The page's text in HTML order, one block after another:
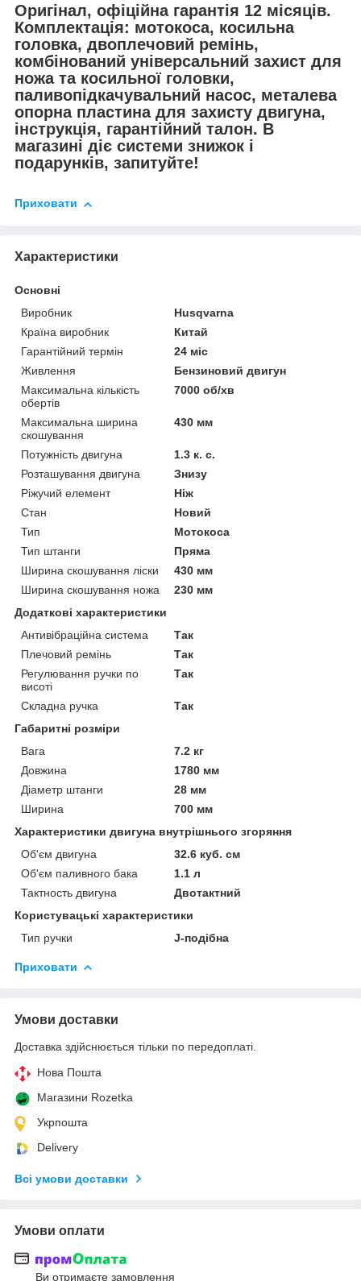
Оригінал, офіційна гарантія 12 місяців.
Комплектація: мотокоса, косильна
головка, двоплечовий ремінь,
комбінований універсальний захист для
ножа та косильної головки,
паливопідкачувальний насос, металева
опорна пластина для захисту двигуна,
інструкція, гарантійний талон. В
магазині діє системи знижок і
подарунків, запитуйте!
Приховати
Характеристики
Основні
Виробник
Husqvarna
Країна виробник
Китай
Гарантійний термін
24 міс
Живлення
Бензиновий двигун
Максимальна кількість
обертів
7000 об/хв
Максимальна ширина
скошування
430 мм
Потужність двигуна
1.3 к. с.
Розташування двигуна
Знизу
Ріжучий елемент
Ніж
Стан
Новий
Тип
Мотокоса
Тип штанги
Пряма
Ширина скошування ліски
430 мм
Ширина скошування ножа
230 мм
Додаткові характеристики
Антивібраційна система
Так
Плечовий ремінь
Так
Регулювання ручки по
висоті
Так
Складна ручка
Так
Габаритні розміри
Вага
7.2 кг
Довжина
1780 мм
Діаметр штанги
28 мм
Ширина
700 мм
Характеристики двигуна внутрішнього згоряння
Об'єм двигуна
32.6 куб. см
Об'єм паливного бака
1.1 л
Тактность двигуна
Двотактний
Користувацькі характеристики
Тип ручки
J-подібна
Приховати
Умови доставки
Доставка здійснюється тільки по передоплаті.
Нова Пошта
Магазини Rozetka
Укрпошта
Delivery
Всі умови доставки
Умови оплати
Ви отримаєте замовлення